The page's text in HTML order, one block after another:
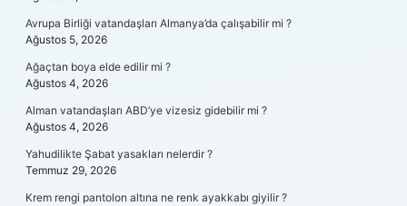
Avrupa Birliği vatandaşları Almanya’da çalışabilir mi ?
Ağustos 5, 2026
Ağaçtan boya elde edilir mi ?
Ağustos 4, 2026
Alman vatandaşları ABD’ye vizesiz gidebilir mi ?
Ağustos 4, 2026
Yahudilikte Şabat yasakları nelerdir ?
Temmuz 29, 2026
Krem rengi pantolon altına ne renk ayakkabı giyilir ?